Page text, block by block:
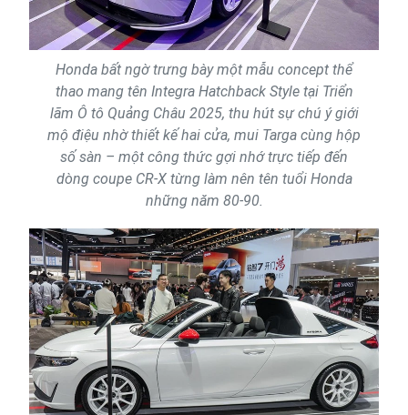
Honda bất ngờ trưng bày một mẫu concept thể
thao mang tên Integra Hatchback Style tại Triển
lãm Ô tô Quảng Châu 2025, thu hút sự chú ý giới
mộ điệu nhờ thiết kế hai cửa, mui Targa cùng hộp
số sàn – một công thức gợi nhớ trực tiếp đến
dòng coupe CR-X từng làm nên tên tuổi Honda
những năm 80-90.